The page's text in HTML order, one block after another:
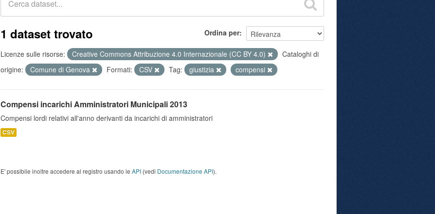
Ordina per
1 dataset trovato
Licenze sulle risorse: Creative Commons Attribuzione 4.0 Internazionale (CC BY 4.0)
Cataloghi di
origine:
Comune di Genova Formati: CSV Tag: giustizia compensi
Compensi incarichi Amministratori Municipali 2013
Compensi lordi relativi all'anno derivanti da incarichi di amministratori
CSV
E' possibile inoltre accedere al registro usando le API (vedi Documentazione API).